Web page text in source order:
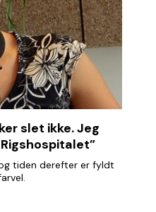
slet ikke. Jeg
tiden derefter er fyldt